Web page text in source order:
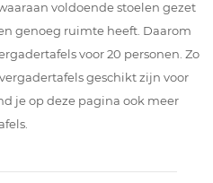
voldoende stoelen gezet
genoeg ruimte heeft. Daarom
voor 20 personen. Zo
geschikt zijn voor
je op deze pagina ook meer